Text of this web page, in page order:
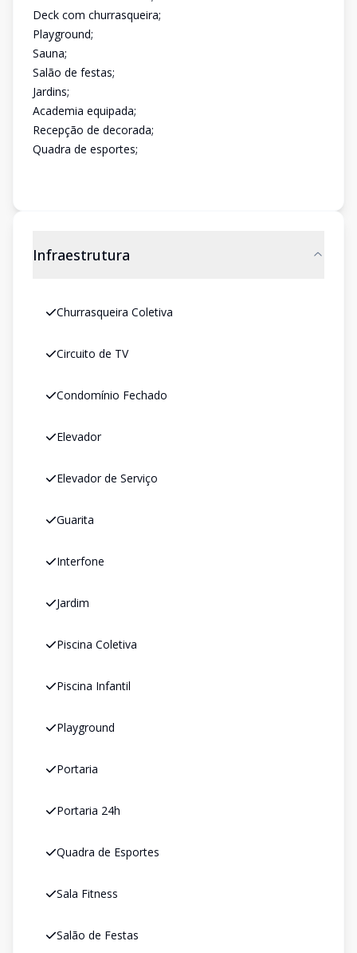
Deck com churrasqueira;
Playground;
Sauna;
Salão de festas;
Jardins;
Academia equipada;
Recepção de decorada;
Quadra de esportes;
Infraestrutura
Churrasqueira Coletiva
Circuito de TV
Condomínio Fechado
Elevador
Elevador de Serviço
Guarita
Interfone
Jardim
Piscina Coletiva
Piscina Infantil
Playground
Portaria
Portaria 24h
Quadra de Esportes
Sala Fitness
Salão de Festas